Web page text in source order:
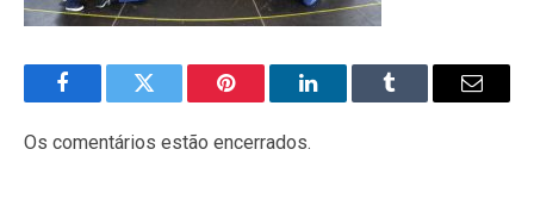
FacebookTwitter Pinterest LinkedInTumblr
E-
Os comentários estão encerrados.